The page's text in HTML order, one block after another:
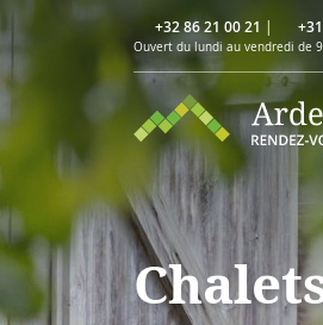
+32 86 21 00 21 |
Ouvert du lundi au vendredi de